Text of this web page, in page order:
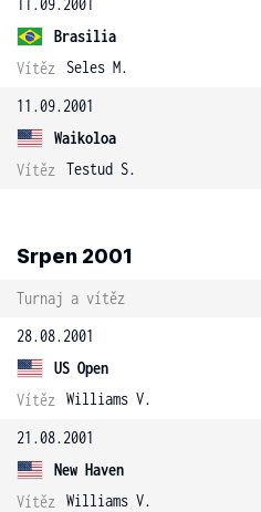
11.09.2001
Brasilia
Vítěz
Seles M.
11.09.2001
Waikoloa
Vítěz
Testud S.
Srpen 2001
Turnaj a vítěz
28.08.2001
US Open
Vítěz
Williams V.
21.08.2001
New Haven
Vítěz
Williams V.